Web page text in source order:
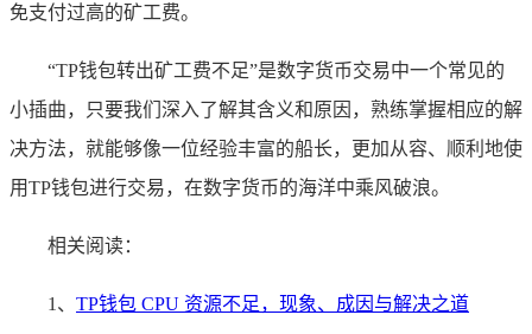
免支付过高的矿工费。
“TP钱包转出矿工费不足”是数字货币交易中一个常见的
小插曲，只要我们深入了解其含义和原因，熟练掌握相应的解
决方法，就能够像一位经验丰富的船长，更加从容、顺利地使
用TP钱包进行交易，在数字货币的海洋中乘风破浪。
相关阅读：
1、 TP钱包 CPU 资源不足，现象、成因与解决之道